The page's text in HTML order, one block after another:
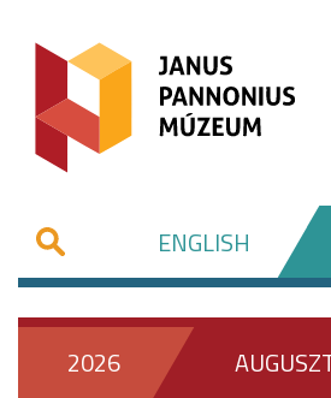
ENGLISH
2026